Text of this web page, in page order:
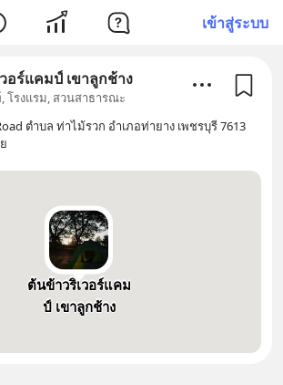
เข้าสู่ระบบ
อร์แคมป์ เขาลูกช้าง
โรงแรม, สวนสาธารณะ
ตำบล ท่าไม้รวก อำเภอท่ายาง เพชรบุรี 7613
ต้นข้าวริเวอร์แคม
ป์ เขาลูกช้าง